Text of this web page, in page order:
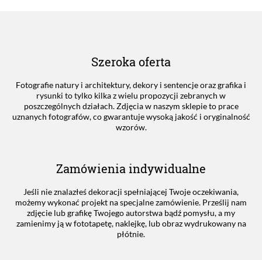
Szeroka oferta
Fotografie natury i architektury, dekory i sentencje oraz grafika i
rysunki to tylko kilka z wielu propozycji zebranych w
poszczególnych działach. Zdjęcia w naszym sklepie to prace
uznanych fotografów, co gwarantuje wysoką jakość i oryginalność
wzorów.
Zamówienia indywidualne
Jeśli nie znalazłeś dekoracji spełniającej Twoje oczekiwania,
możemy wykonać projekt na specjalne zamówienie. Prześlij nam
zdjęcie lub grafikę Twojego autorstwa bądź pomysłu, a my
zamienimy ją w fototapetę, naklejkę, lub obraz wydrukowany na
płótnie.